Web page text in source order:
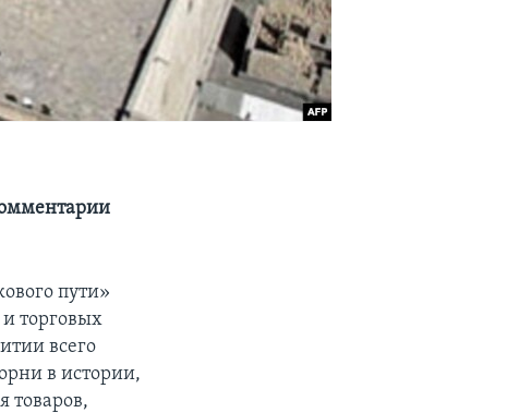
пути»
торговых
всего
в истории,
товаров,